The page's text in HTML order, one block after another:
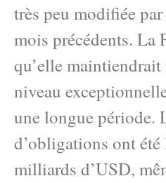
très peu modifiée
mois précédents. La
qu’elle maintiendrait
niveau
une longue période.
d’obligations ont
milliards d’USD,